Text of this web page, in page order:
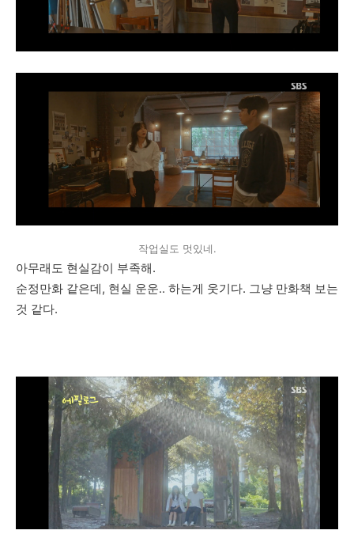
작업실도 멋있네.
아무래도 현실감이 부족해.
순정만화 같은데, 현실 운운.. 하는게 웃기다. 그냥 만화책 보는
것 같다.